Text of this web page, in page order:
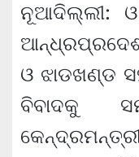
ନୂଆଦିଲ୍ଲୀ:
ଓ ଝାଡଖଣ୍ଡ
ବିବାଦକୁ